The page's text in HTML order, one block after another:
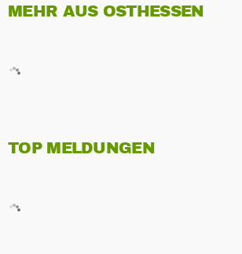
MEHR AUS OSTHESSEN
TOP MELDUNGEN